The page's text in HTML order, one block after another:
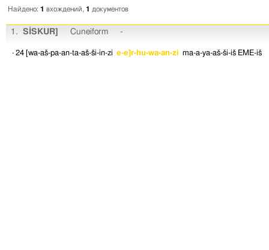
Найдено: 1 вхождений, 1 документов
1. SÍSKUR] Cuneiform -
· 24 [wa-aš-pa-an-ta-aš-ši-in-zi e-e]r-hu-wa-an-zi ma-a-ya-aš-ši-iš EME-iš